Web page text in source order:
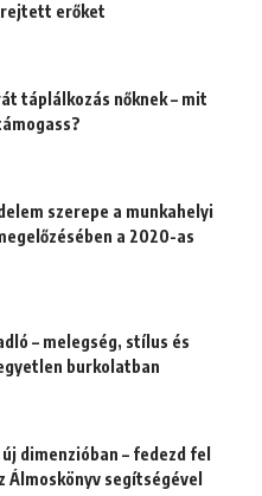
erőket
táplálkozás nőknek – mit
szerepe a munkahelyi
a 2020-as
– melegség, stílus és
burkolatban
dimenzióban – fedezd fel
Álmoskönyv segítségével